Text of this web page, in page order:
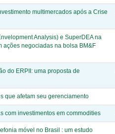
multimercados após a Crise
Analysis) e SuperDEA na
ações negociadas na bolsa BM&F
do ERPII: uma proposta de
que afetam seu gerenciamento
com investimentos em commodities
móvel no Brasil : um estudo